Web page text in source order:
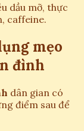
dầu mỡ, thực
caffeine.
mẹo
đình
dân gian có
điểm sau để